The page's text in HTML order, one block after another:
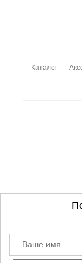
Каталог
©
Ваше имя